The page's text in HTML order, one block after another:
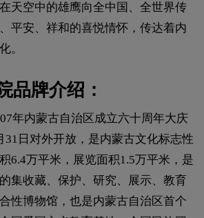
天空中的雄鹰向全中国、全世界传
平安、祥和的喜悦情怀，传达着内
。
品牌介绍：
年内蒙古自治区成立六十周年大庆
31日对外开放，是内蒙古文化标志性
6.4万平米，展览面积1.5万平米，是
集收藏、保护、研究、展示、教育
性博物馆，也是内蒙古自治区首个